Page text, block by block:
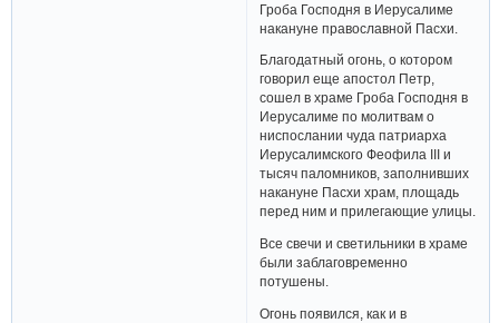
Гроба Господня в Иерусалиме
накануне православной Пасхи.
Благодатный огонь, о котором
говорил еще апостол Петр,
сошел в храме Гроба Господня в
Иерусалиме по молитвам о
ниспослании чуда патриарха
Иерусалимского Феофила III и
тысяч паломников, заполнивших
накануне Пасхи храм, площадь
перед ним и прилегающие улицы.
Все свечи и светильники в храме
были заблаговременно
потушены.
Огонь появился, как и в